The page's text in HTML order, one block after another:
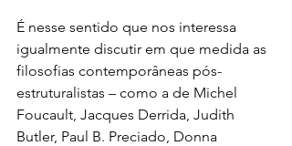
É nesse sentido que nos interessa
igualmente discutir em que medida as
filosofias contemporâneas pós-
estruturalistas – como a de Michel
Foucault, Jacques Derrida, Judith
Butler, Paul B. Preciado, Donna